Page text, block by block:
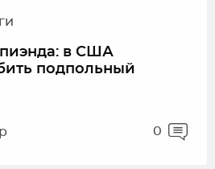
в США
подпольный
0